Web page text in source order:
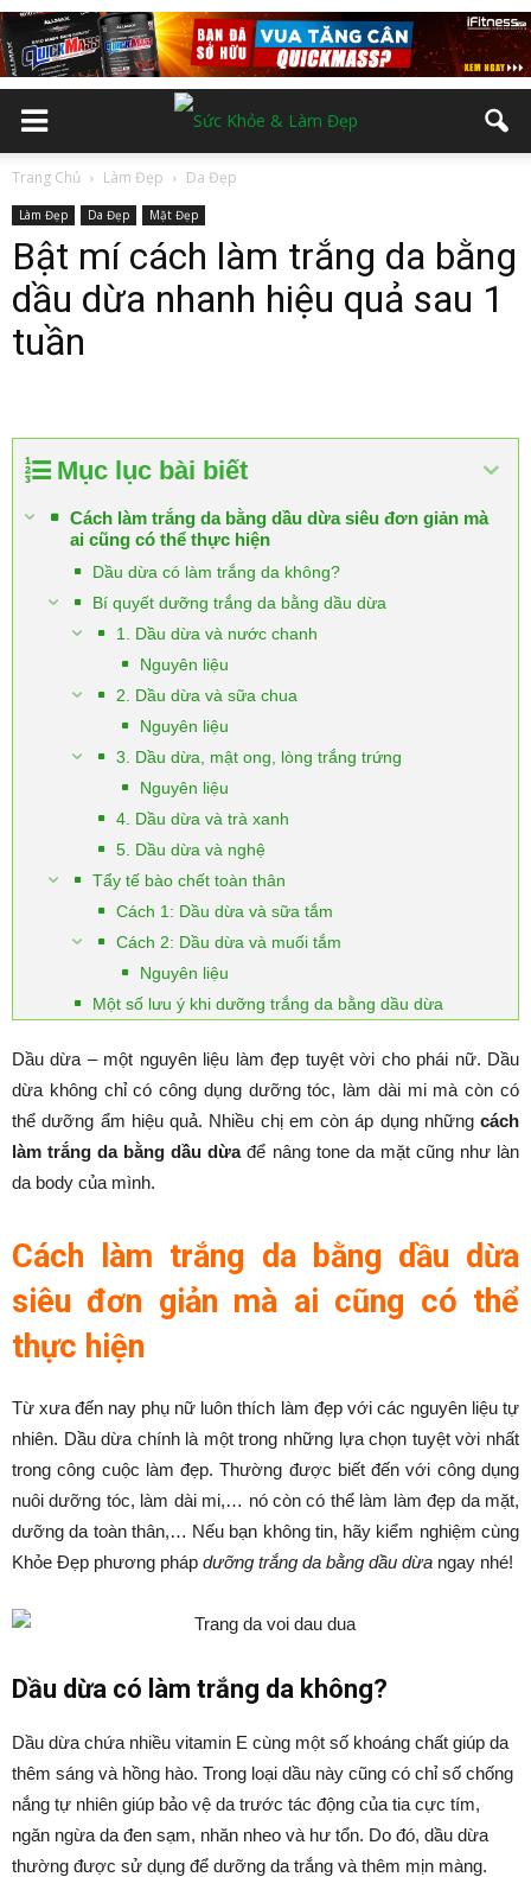
Trang Chủ Làm Đẹp Da Đẹp
Làm Đẹp Da Đẹp Mặt Đẹp
Bật mí cách làm trắng da bằng
dầu dừa nhanh hiệu quả sau 1
tuần
Mục lục bài biết
Cách làm trắng da bằng dầu dừa siêu đơn giản mà
ai cũng có thể thực hiện
Dầu dừa có làm trắng da không?
Bí quyết dưỡng trắng da bằng dầu dừa
1. Dầu dừa và nước chanh
Nguyên liệu
2. Dầu dừa và sữa chua
Nguyên liệu
3. Dầu dừa, mật ong, lòng trắng trứng
Nguyên liệu
4. Dầu dừa và trà xanh
5. Dầu dừa và nghệ
Tẩy tế bào chết toàn thân
Cách 1: Dầu dừa và sữa tắm
Cách 2: Dầu dừa và muối tắm
Nguyên liệu
Một số lưu ý khi dưỡng trắng da bằng dầu dừa
Dầu dừa – một nguyên liệu làm đẹp tuyệt vời cho phái nữ. Dầu
dừa không chỉ có công dụng dưỡng tóc, làm dài mi mà còn có
thể dưỡng ẩm hiệu quả. Nhiều chị em còn áp dụng những cách
làm trắng da bằng dầu dừađể nâng tone da mặt cũng như làn
da body của mình.
Cách làm trắng da bằng dầu dừa
siêu đơn giản mà ai cũng có thể
thực hiện
Từ xưa đến nay phụ nữ luôn thích làm đẹp với các nguyên liệu tự
nhiên. Dầu dừa chính là một trong những lựa chọn tuyệt vời nhất
trong công cuộc làm đẹp. Thường được biết đến với công dụng
nuôi dưỡng tóc, làm dài mi,… nó còn có thể làm làm đẹp da mặt,
dưỡng da toàn thân,… Nếu bạn không tin, hãy kiểm nghiệm cùng
Khỏe Đẹp phương pháp dưỡng trắng da bằng dầu dừa ngay nhé!
Dầu dừa có làm trắng da không?
Dầu dừa chứa nhiều vitamin E cùng một số khoáng chất giúp da
thêm sáng và hồng hào. Trong loại dầu này cũng có chỉ số chống
nắng tự nhiên giúp bảo vệ da trước tác động của tia cực tím,
ngăn ngừa da đen sạm, nhăn nheo và hư tổn. Do đó, dầu dừa
thường được sử dụng để dưỡng da trắng và thêm mịn màng.